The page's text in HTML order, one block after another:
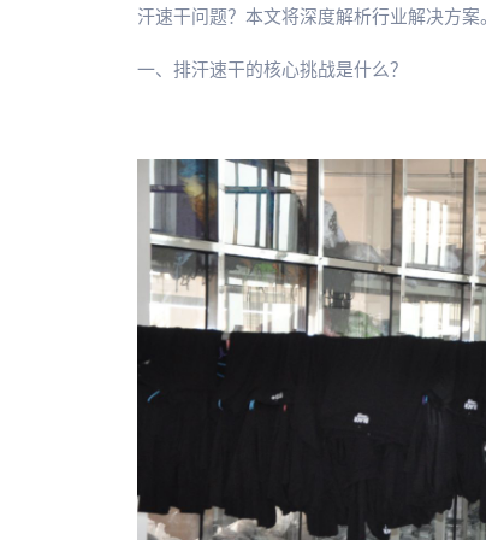
汗速干问题？本文将深度解析行业解决方案。
一、排汗速干的核心挑战是什么？